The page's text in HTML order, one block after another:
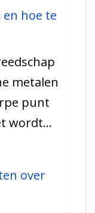
hoe te
metalen
punt
wordt…
over